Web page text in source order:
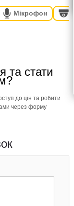
Мікрофон
та стати
до цін та робити
через форму